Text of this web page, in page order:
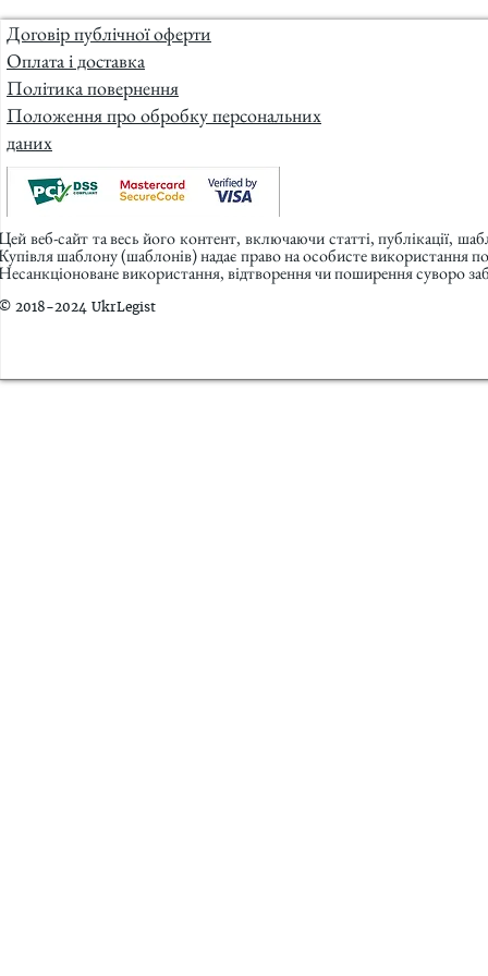
Договір публічної оферти
Оплата і доставка
Політика повернення
Положення про обробку персональних
даних
веб-сайт та весь його контент, включаючи статті, публікації,
шаблону (шаблонів) надає право на особисте використання
використання, відтворення чи поширення суворо
2018-2024 UkrLegist